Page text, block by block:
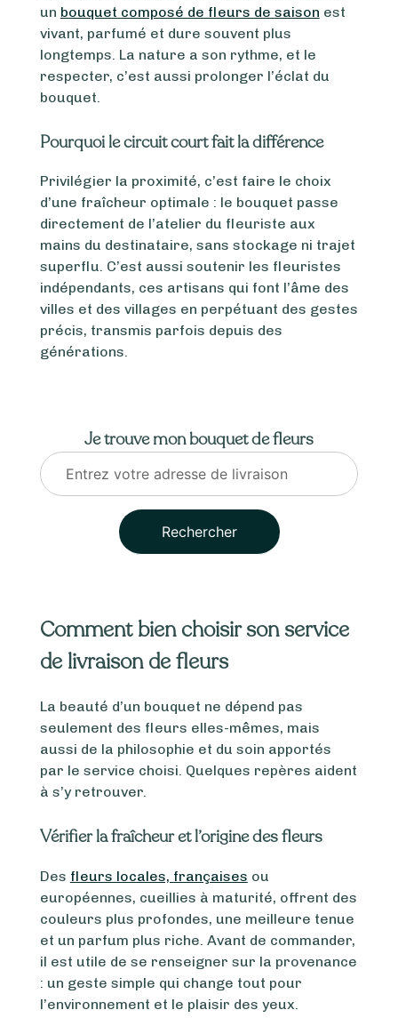
un bouquet composé de fleurs de saison est
vivant, parfumé et dure souvent plus
longtemps. La nature a son rythme, et le
respecter, c’est aussi prolonger l’éclat du
bouquet.
Pourquoi le circuit court fait la différence
Privilégier la proximité, c’est faire le choix
d’une fraîcheur optimale : le bouquet passe
directement de l’atelier du fleuriste aux
mains du destinataire, sans stockage ni trajet
superflu. C’est aussi soutenir les fleuristes
indépendants, ces artisans qui font l’âme des
villes et des villages en perpétuant des gestes
précis, transmis parfois depuis des
générations.
Je trouve mon bouquet de fleurs
Rechercher
Comment bien choisir son service
de livraison de fleurs
La beauté d’un bouquet ne dépend pas
seulement des fleurs elles-mêmes, mais
aussi de la philosophie et du soin apportés
par le service choisi. Quelques repères aident
à s’y retrouver.
Vérifier la fraîcheur et l’origine des fleurs
Des fleurs locales, françaises ou
européennes, cueillies à maturité, offrent des
couleurs plus profondes, une meilleure tenue
et un parfum plus riche. Avant de commander,
il est utile de se renseigner sur la provenance
: un geste simple qui change tout pour
l’environnement et le plaisir des yeux.